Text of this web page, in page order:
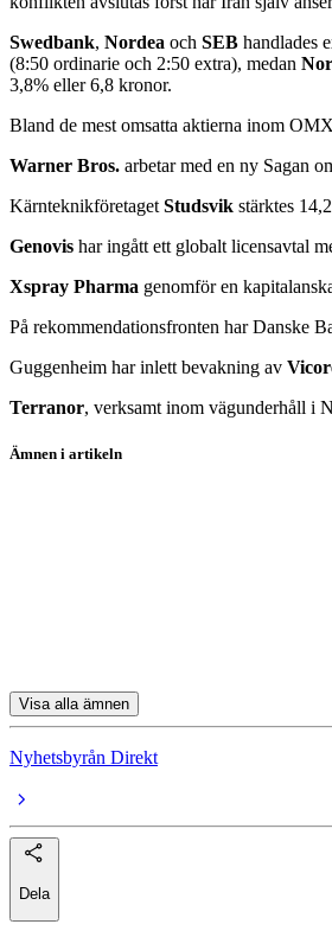
Swedbank, Nordea och SEB handlades
(8:50 ordinarie och 2:50 extra), medan
3,8% eller 6,8 kronor.
Bland de mest omsatta aktierna inom
Warner Bros. arbetar med en ny Sagan
Kärnteknikföretaget Studsvik stärktes
Genovis har ingått ett globalt licensavtal
Xspray Pharma genomför en
På rekommendationsfronten har Danske
Guggenheim har inlett bevakning av
Terranor, verksamt inom vägunderhåll i
Ämnen i artikeln
Visa alla ämnen
Nyhetsbyrån Direkt
Dela